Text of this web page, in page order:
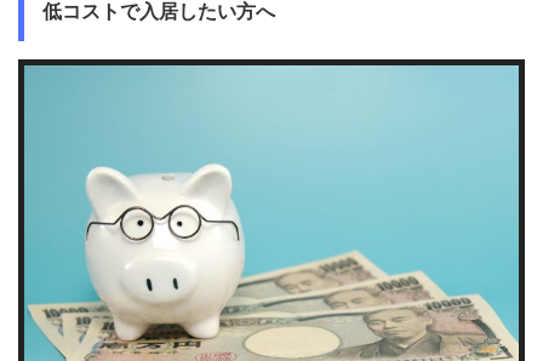
低コストで入居したい方へ